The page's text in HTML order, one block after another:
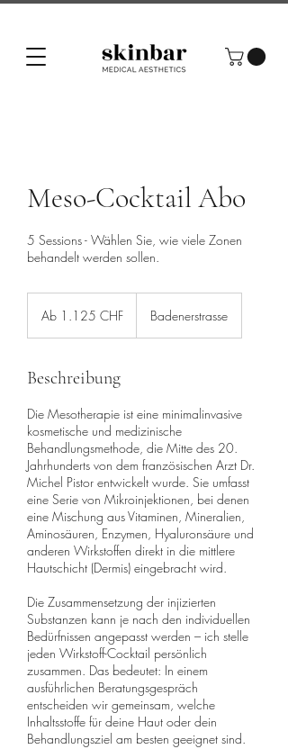
Meso-Cocktail Abo
5 Sessions - Wählen Sie, wie viele Zonen
behandelt werden sollen.
1.125
Schweizer
Ab 1.125 CHF Badenerstrasse
Beschreibung
Die Mesotherapie ist eine minimalinvasive
kosmetische und medizinische
Behandlungsmethode, die Mitte des 20.
Jahrhunderts von dem französischen Arzt Dr.
Michel Pistor entwickelt wurde. Sie umfasst
eine Serie von Mikroinjektionen, bei denen
eine Mischung aus Vitaminen, Mineralien,
Aminosäuren, Enzymen, Hyaluronsäure und
anderen Wirkstoffen direkt in die mittlere
Hautschicht (Dermis) eingebracht wird.
Die Zusammensetzung der injizierten
Substanzen kann je nach den individuellen
Bedürfnissen angepasst werden – ich stelle
jeden Wirkstoff-Cocktail persönlich
zusammen. Das bedeutet: In einem
ausführlichen Beratungsgespräch
entscheiden wir gemeinsam, welche
Inhaltsstoffe für deine Haut oder dein
Behandlungsziel am besten geeignet sind.